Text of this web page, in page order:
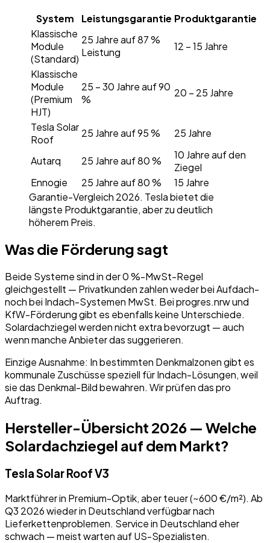
System Leistungsgarantie Produktgarantie
Klassische
Module
(Standard)
25 Jahre auf 87 %
Leistung
12 – 15 Jahre
Klassische
Module
(Premium
HJT)
25 – 30 Jahre auf 90
%
20 – 25 Jahre
Tesla Solar
Roof
25 Jahre auf 95 % 25 Jahre
Autarq 25 Jahre auf 80 %
10 Jahre auf den
Ziegel
Ennogie
25 Jahre auf 80 %
15 Jahre
Garantie-Vergleich 2026. Tesla bietet die
längste Produktgarantie, aber zu deutlich
höherem Preis.
Was die Förderung sagt
Beide Systeme sind in der 0 %-MwSt-Regel
gleichgestellt — Privatkunden zahlen weder bei Aufdach-
noch bei Indach-Systemen MwSt. Bei progres.nrw und
KfW-Förderung gibt es ebenfalls keine Unterschiede.
Solardachziegel werden nicht extra bevorzugt — auch
wenn manche Anbieter das suggerieren.
Einzige Ausnahme: In bestimmten Denkmalzonen gibt es
kommunale Zuschüsse speziell für Indach-Lösungen, weil
sie das Denkmal-Bild bewahren. Wir prüfen das pro
Auftrag.
Hersteller-Übersicht 2026 — Welche
Solardachziegel auf dem Markt?
Tesla Solar Roof V3
Marktführer in Premium-Optik, aber teuer (~600 €/m²). Ab
Q3 2026 wieder in Deutschland verfügbar nach
Lieferkettenproblemen. Service in Deutschland eher
schwach — meist warten auf US-Spezialisten.